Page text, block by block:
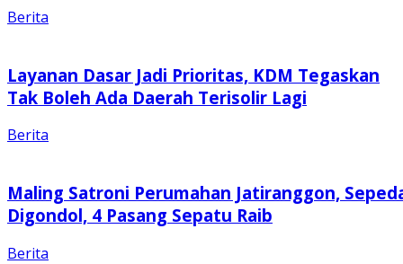
Berita
Layanan Dasar Jadi Prioritas, KDM Tegaskan
Tak Boleh Ada Daerah Terisolir Lagi
Berita
Maling Satroni Perumahan Jatiranggon,
Digondol, 4 Pasang Sepatu Raib
Berita